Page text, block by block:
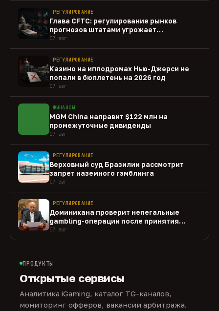
РЕГУЛИРОВАНИЕ
Глава CFTC: регулирование рынков
прогнозов штатами угрожает
федеральному рынку
07 авг
РЕГУЛИРОВАНИЕ
Казино на ипподромах Нью-Джерси не
попали в бюллетень на 2026 год
07 авг
ФИНАНСЫ
MGM China направит $122 млн на
промежуточные дивиденды
07 авг
РЕГУЛИРОВАНИЕ
Верховный суд Бразилии рассмотрит
запрет наземного гэмблинга
07 авг
РЕГУЛИРОВАНИЕ
Доминикана проверит нелегальные
gambling-операции после принятия
закона
07 авг
ПРОДУКТЫ
Открытые сервисы
Аналитика iGaming, каталог TG-каналов,
мониторинг офферов, вакансии арбитража.